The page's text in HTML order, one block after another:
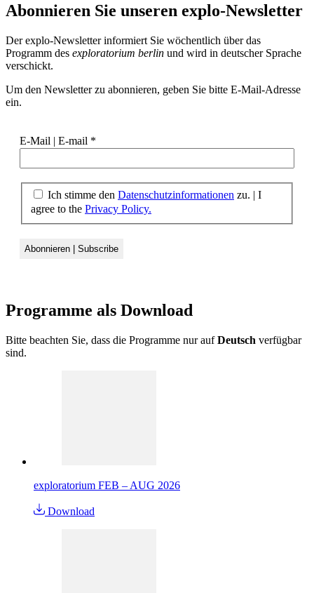
Abonnieren Sie unseren explo-Newsletter
Der explo-Newsletter informiert Sie wöchentlich über das
Programm des exploratorium berlin und wird in deutscher Sprache
verschickt.
Um den Newsletter zu abonnieren, geben Sie bitte E-Mail-Adresse
ein.
E-Mail | E-mail *
Ich stimme den Datenschutzinformationen zu. | I
agree to the Privacy Policy.
Programme als Download
Bitte beachten Sie, dass die Programme nur aufDeutsch verfügbar
sind.
exploratorium FEB – AUG 2026
Download